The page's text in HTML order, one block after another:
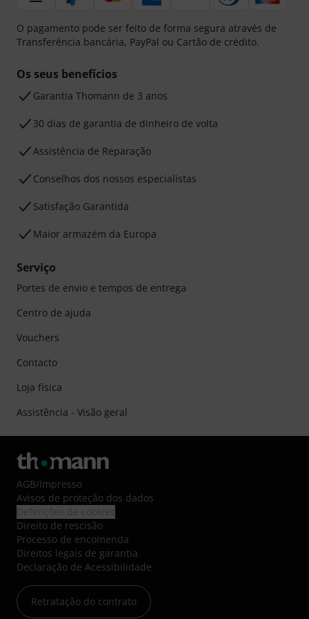
O pagamento pode ser feito de forma segura através de
Transferência bancária, PayPal ou Cartão de crédito.
Os seus benefícios
Garantia Thomann de 3 anos
30 dias de garantia de dinheiro de volta
Assistência de Reparação
Conselhos dos nossos especialistas
Satisfação Garantida
Maior armazém da Europa
Serviço
Portes de envio e tempos de entrega
Centro de ajuda
Vouchers
Contacto
Loja física
Assistência - Visão geral
AGB/Impresso
Avisos de proteção dos dados
Direito de rescisão
Processo de encomenda
Direitos legais de garantia
Declaração de Acessibilidade
Retratação do contrato